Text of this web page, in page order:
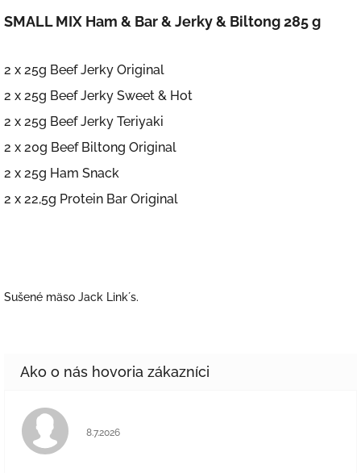
SMALL MIX Ham & Bar & Jerky & Biltong 285 g
2 x 25g Beef Jerky Original
2 x 25g Beef Jerky Sweet & Hot
2 x 25g Beef Jerky Teriyaki
2 x 20g Beef Biltong Original
2 x 25g Ham Snack
2 x 22,5g Protein Bar Original
Sušené mäso Jack Link´s.
Hodnotenie obchodu je 5 z 5 hviezdičiek.
8.7.2026